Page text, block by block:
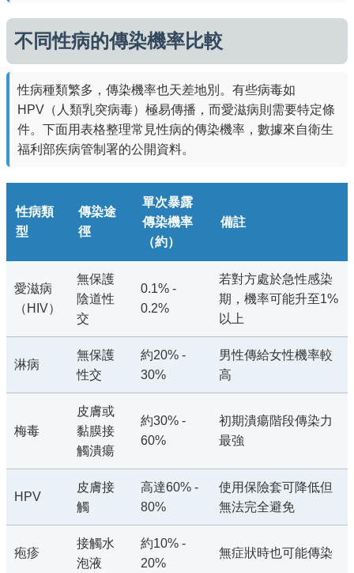
不同性病的傳染機率比較
性病種類繁多，傳染機率也天差地別。有些病毒如
HPV（人類乳突病毒）極易傳播，而愛滋病則需要特定條
件。下面用表格整理常見性病的傳染機率，數據來自衛生
福利部疾病管制署的公開資料。
性病類
型
傳染途
徑
單次暴露
傳染機率
（約）
備註
愛滋病
（HIV）
無保護
陰道性
交
0.1% -
0.2%
若對方處於急性感染
期，機率可能升至1%
以上
淋病
無保護
性交
約20% -
30%
男性傳給女性機率較
高
梅毒
皮膚或
黏膜接
觸潰瘍
約30% -
60%
初期潰瘍階段傳染力
最強
HPV
皮膚接
觸
高達60% -
80%
使用保險套可降低但
無法完全避免
疱疹
接觸水
泡液
約10% -
20%
無症狀時也可能傳染